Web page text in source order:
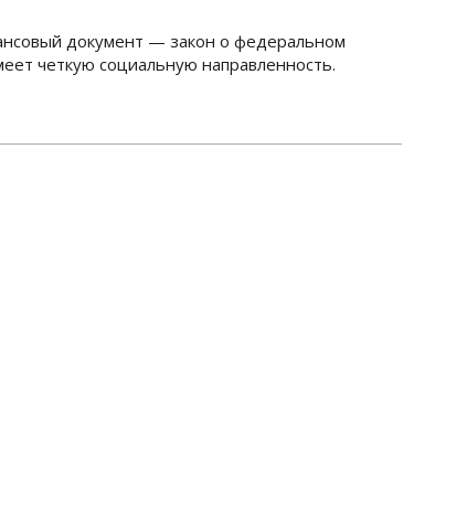
документ — закон о федеральном
четкую социальную направленность.